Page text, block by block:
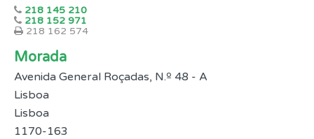
218 145 210
218 152 971
218 162 574
Morada
Avenida General Roçadas, N.º 48 - A
Lisboa
Lisboa
1170-163